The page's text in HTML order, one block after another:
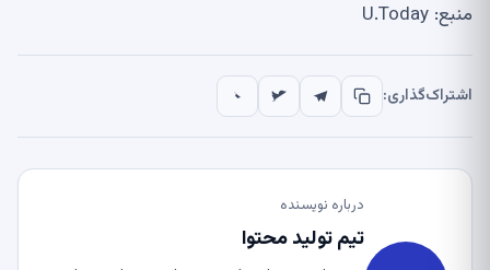
منبع: U.Today
اشتراک‌گذاری:
درباره نویسنده
تیم تولید محتوا